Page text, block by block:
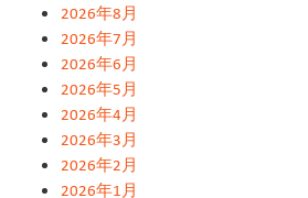
2026年8月
2026年7月
2026年6月
2026年5月
2026年4月
2026年3月
2026年2月
2026年1月